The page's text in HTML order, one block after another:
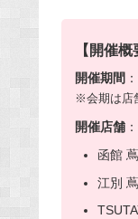
【開催概
開催期間
※会期は店
開催店舗：
函館
江別